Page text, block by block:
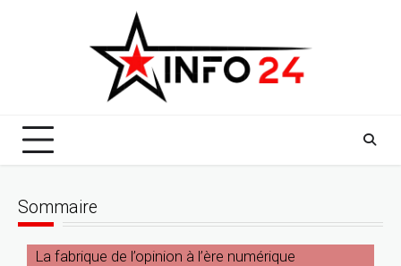
Sommaire
La fabrique de l’opinion à l’ère numérique